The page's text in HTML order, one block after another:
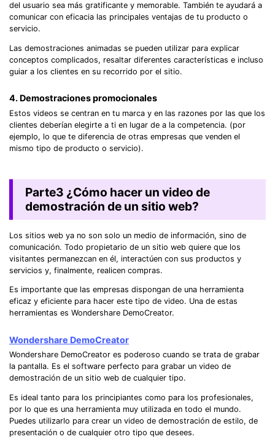
del usuario sea más gratificante y memorable. También te ayudará a
comunicar con eficacia las principales ventajas de tu producto o
servicio.
Las demostraciones animadas se pueden utilizar para explicar
conceptos complicados, resaltar diferentes características e incluso
guiar a los clientes en su recorrido por el sitio.
4. Demostraciones promocionales
Estos videos se centran en tu marca y en las razones por las que los
clientes deberían elegirte a ti en lugar de a la competencia. (por
ejemplo, lo que te diferencia de otras empresas que venden el
mismo tipo de producto o servicio).
Parte3 ¿Cómo hacer un video de
demostración de un sitio web?
Los sitios web ya no son solo un medio de información, sino de
comunicación. Todo propietario de un sitio web quiere que los
visitantes permanezcan en él, interactúen con sus productos y
servicios y, finalmente, realicen compras.
Es importante que las empresas dispongan de una herramienta
eficaz y eficiente para hacer este tipo de video. Una de estas
herramientas es Wondershare DemoCreator.
Wondershare DemoCreator
Wondershare DemoCreator es poderoso cuando se trata de grabar
la pantalla. Es el software perfecto para grabar un video de
demostración de un sitio web de cualquier tipo.
Es ideal tanto para los principiantes como para los profesionales,
por lo que es una herramienta muy utilizada en todo el mundo.
Puedes utilizarlo para crear un video de demostración de estilo, de
presentación o de cualquier otro tipo que desees.